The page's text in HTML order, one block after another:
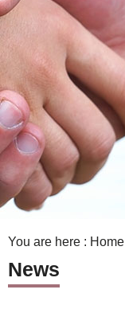
You are here :
News